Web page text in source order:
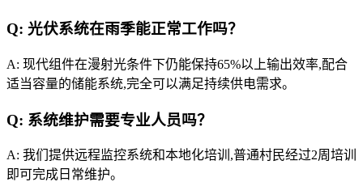
Q: 光伏系统在雨季能正常工作吗？
A: 现代组件在漫射光条件下仍能保持65%以上输出效率,配合
适当容量的储能系统,完全可以满足持续供电需求。
Q: 系统维护需要专业人员吗？
A: 我们提供远程监控系统和本地化培训,普通村民经过2周培训
即可完成日常维护。